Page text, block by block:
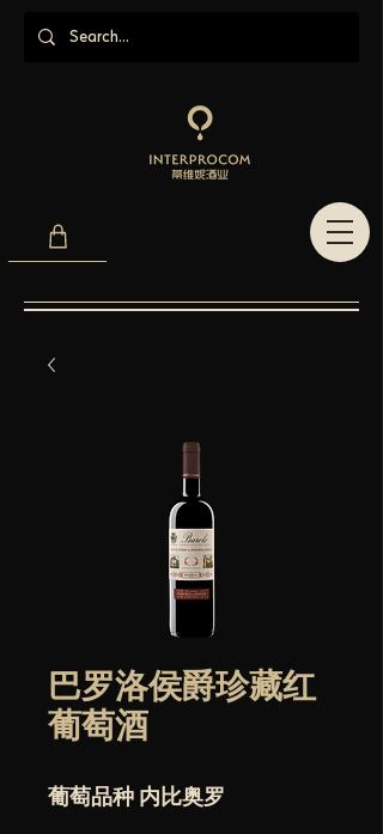
巴罗洛侯爵珍藏红
葡萄酒
葡萄品种 内比奥罗